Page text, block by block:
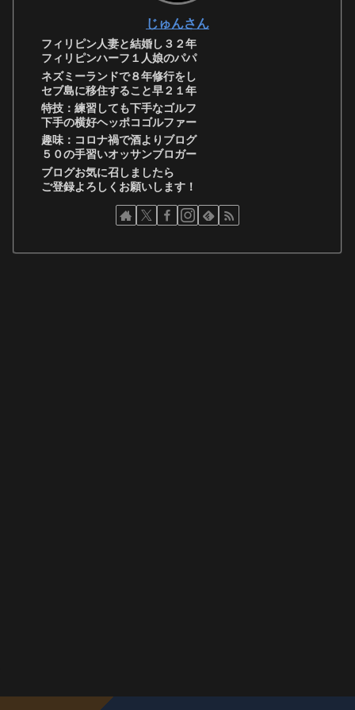
じゅんさん
フィリピン人妻と結婚し３２年
フィリピンハーフ１人娘のパパ
ネズミーランドで８年修行をし
セブ島に移住すること早２１年
特技：練習しても下手なゴルフ
下手の横好ヘッポコゴルファー
趣味：コロナ禍で酒よりブログ
５０の手習いオッサンブロガー
ブログお気に召しましたら
ご登録よろしくお願いします！